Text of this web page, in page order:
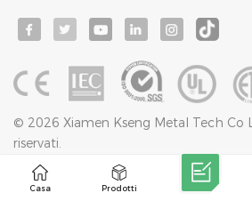
© 2026 Xiamen Kseng Metal Tech Co
riservati.
Rete IPv6 supportata
Blog
Mappa Del Sito Politica Sulla
Casa Prodotti